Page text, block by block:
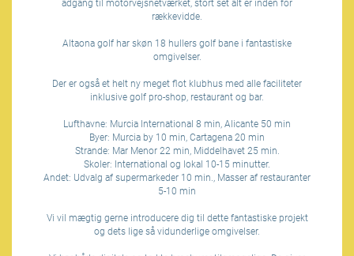
adgang til motorvejsnetværket, stort set alt er inden for
rækkevidde.
Altaona golf har skøn 18 hullers golf bane i fantastiske
omgivelser.
Der er også et helt ny meget flot klubhus med alle faciliteter
inklusive golf pro-shop, restaurant og bar.
Lufthavne: Murcia International 8 min, Alicante 50 min
Byer: Murcia by 10 min, Cartagena 20 min
Strande: Mar Menor 22 min, Middelhavet 25 min.
Skoler: International og lokal 10-15 minutter.
Andet: Udvalg af supermarkeder 10 min., Masser af restauranter
5-10 min
Vi vil mægtig gerne introducere dig til dette fantastiske projekt
og dets lige så vidunderlige omgivelser.